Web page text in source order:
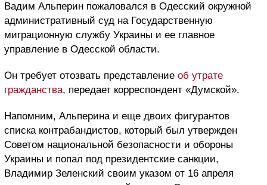
Вадим Альперин пожаловался в Одесский окружной
административный суд на Государственную
миграционную службу Украины и ее главное
управление в Одесской области.
Он требует отозвать представление об утрате
гражданства, передает корреспондент «Думской».
Напомним, Альперина и еще двоих фигурантов
списка контрабандистов, который был утвержден
Советом национальной безопасности и обороны
Украины и попал под президентские санкции,
Владимир Зеленский своим указом от 16 апреля